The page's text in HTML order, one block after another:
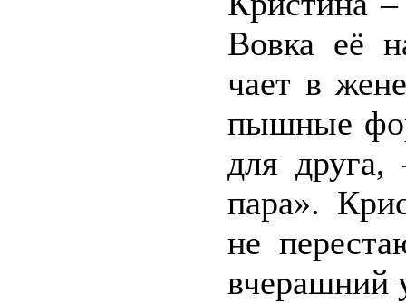
Вовка её
чает в
пышные
для друга,
пара».
не
вчерашний